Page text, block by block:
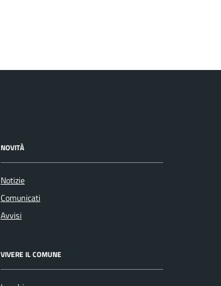
NOVITÀ
Notizie
Comunicati
Avvisi
VIVERE IL COMUNE